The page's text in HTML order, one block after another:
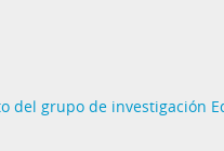
del grupo de investigación